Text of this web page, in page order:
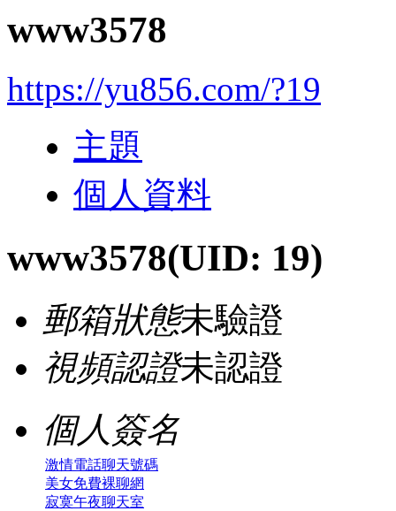
www3578
https://yu856.com/?19
主題
個人資料
www3578(UID: 19)
郵箱狀態未驗證
視頻認證未認證
個人簽名
激情電話聊天號碼
美女免費裸聊網
寂寞午夜聊天室